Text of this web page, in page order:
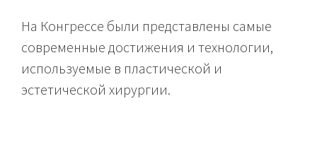
На Конгрессе были представлены самые
современные достижения и технологии,
используемые в пластической и
эстетической хирургии.